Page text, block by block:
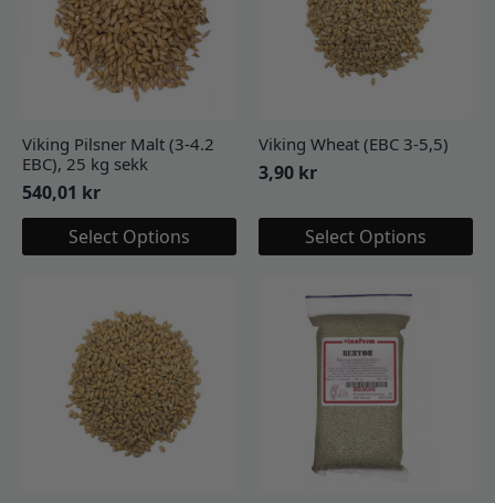
Viking Pilsner Malt (3-4.2
EBC), 25 kg sekk
540,01 kr
Select Options
Viking Wheat (EBC 3-5,5)
3,90 kr
Select Options